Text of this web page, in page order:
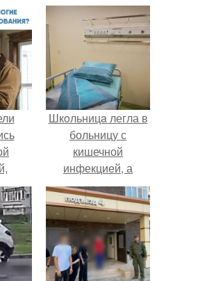
из
Шкoльницa легла в
больницу с
кишечной
инфекцией, а
выписалась с вич и
гепатитом с.